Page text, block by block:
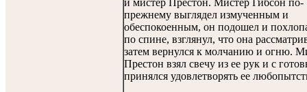
и мистер Престон. Мистер Гибсон по-
прежнему выглядел измученным и
обеспокоенным, он подошел и
по спине, взглянул, что она
затем вернулся к молчанию и огню.
Престон взял свечу из ее рук и с
принялся удовлетворять ее